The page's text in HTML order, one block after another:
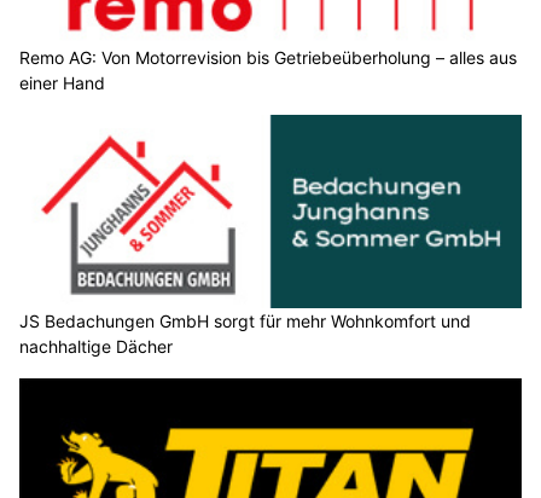
Remo AG: Von Motorrevision bis Getriebeüberholung – alles aus
einer Hand
JS Bedachungen GmbH sorgt für mehr Wohnkomfort und
nachhaltige Dächer